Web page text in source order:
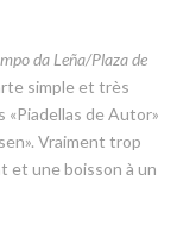
da Leña/Plaza de
simple et très
«Piadellas de Autor»
Vraiment trop
et une boisson à un